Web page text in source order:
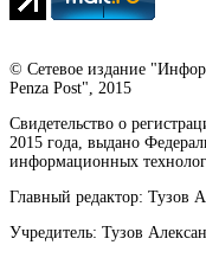
© Сетевое издание
Penza Post", 2015
Свидетельство о
2015 года, выдано
информационных
Главный редактор: Тузов
Учредитель: Тузов